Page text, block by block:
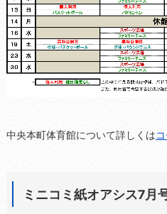
中央本町体育館について詳しくは
ミニコミ紙オアシス7月